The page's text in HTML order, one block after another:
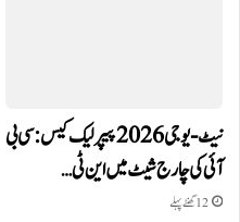
نیٹ-یو جی 2026 پیپر لیک کیس: سی بی
آئی کی چارج شیٹ میں این ٹی…
12 گھنٹے پہلے